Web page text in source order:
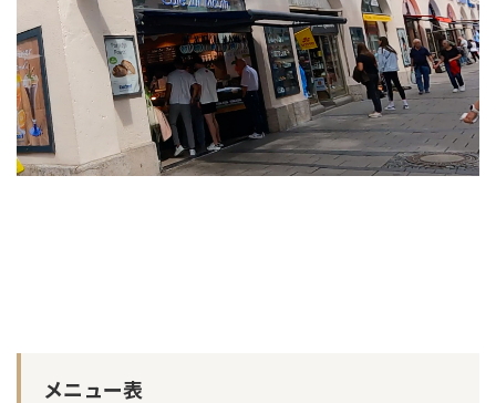
メニュー表